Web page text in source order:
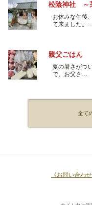
松陰神社 ～
お休みな午後
て来ました。
親父ごはん
夏の暑さがつ
で、お父さ…
全て
《お問い合わ